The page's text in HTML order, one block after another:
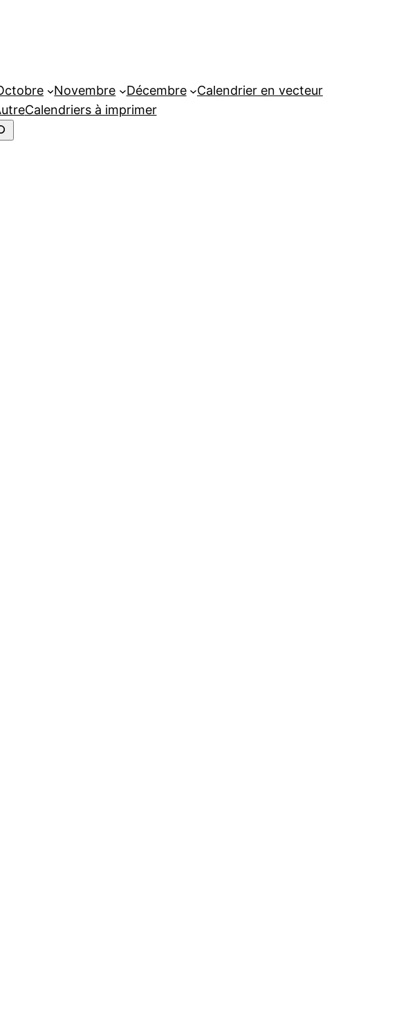
Novembre Décembre
Calendrier en vecteur
Calendriers à imprimer